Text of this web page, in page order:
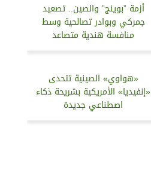
أزمة ”بوينج” والصين.. تصعيد
جمركي وبوادر تصالحية وسط
منافسة هندية متصاعد
«هواوي» الصينية تتحدى
«إنفيديا» الأمريكية بشريحة ذكاء
اصطناعي جديدة